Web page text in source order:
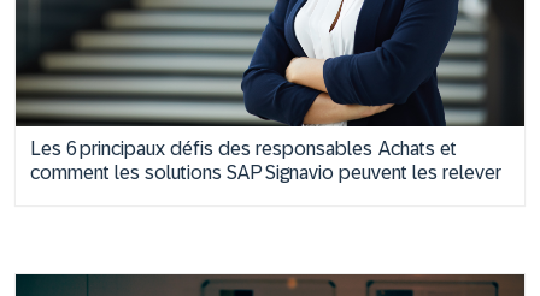
Les 6 principaux défis des responsables Achats et
comment les solutions SAP Signavio peuvent les relever